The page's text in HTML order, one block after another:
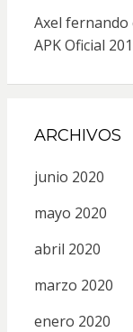
Axel fernando
APK Oficial
ARCHIVOS
junio 2020
mayo 2020
abril 2020
marzo 2020
enero 2020